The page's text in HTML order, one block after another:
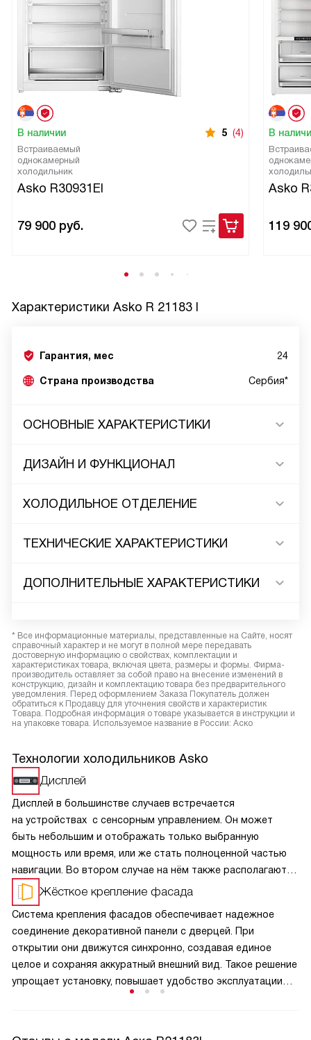
В наличии 5 (4)
Встраиваемый
однокамерный
холодильник
Asko R30931EI
79 900 руб.
В
Asko
119
Характеристики Asko R 21183 I
Гарантия, мес 24
Страна производства Сербия*
ОСНОВНЫЕ ХАРАКТЕРИСТИКИ
ДИЗАЙН И ФУНКЦИОНАЛ
ХОЛОДИЛЬНОЕ ОТДЕЛЕНИЕ
ТЕХНИЧЕСКИЕ ХАРАКТЕРИСТИКИ
ДОПОЛНИТЕЛЬНЫЕ ХАРАКТЕРИСТИКИ
* Все информационные материалы, представленные на Сайте, носят
справочный характер и не могут в полной мере передавать
достоверную информацию о свойствах, комплектации и
характеристиках товара, включая цвета, размеры и формы. Фирма-
производитель оставляет за собой право на внесение изменений в
конструкцию, дизайн и комплектацию товара без предварительного
уведомления. Перед оформлением Заказа Покупатель должен
обратиться к Продавцу для уточнения свойств и характеристик
Товара. Подробная информация о товаре указывается в инструкции и
на упаковке товара. Используемое название в России: Аско
Технологии холодильников Asko
Дисплей
Дисплей в большинстве случаев встречается
на устройствах с сенсорным управлением. Он может
быть небольшим и отображать только выбранную
мощность или время, или же стать полноценной частью
навигации. Во втором случае на нём также располагаются
клавиши управления и различные индикации.
Жёсткое крепление фасада
Система крепления фасадов обеспечивает надежное
соединение декоративной панели с дверцей. При
открытии они движутся синхронно, создавая единое
целое и сохраняя аккуратный внешний вид. Такое решение
упрощает установку, повышает удобство эксплуатации